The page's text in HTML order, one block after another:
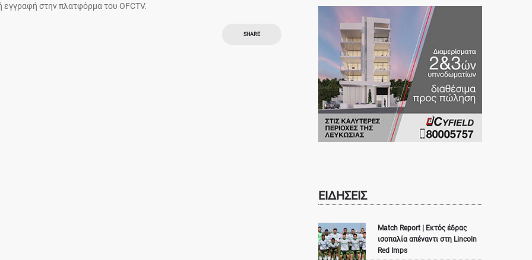
εγγραφή στην πλατφόρμα του OFCTV.
SHARE
ΕΙΔΗΣΕΙΣ
Match Report | Εκτός έδρας
ισοπαλία απέναντι στη Lincoln
Red Imps